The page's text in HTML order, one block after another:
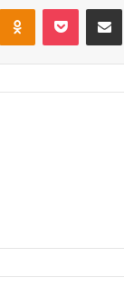
Odnoklassniki
Pocket